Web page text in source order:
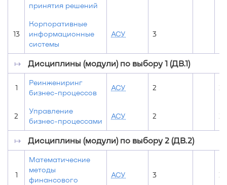
принятия решений
13
Корпоративные
информационные
системы
АСУ 3
↦ Дисциплины (модули) по выбору 1 (ДВ.1)
1
Реинжениринг
бизнес-процессов
АСУ 2 2
2
Управление
бизнес-процессами
АСУ 2 2
↦ Дисциплины (модули) по выбору 2 (ДВ.2)
1
Математические
методы
финансового
АСУ 3 3